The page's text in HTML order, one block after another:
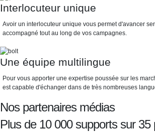
Interlocuteur unique
Avoir un interlocuteur unique vous permet d'avancer
accompagné tout au long de vos campagnes.
Une équipe multilingue
Pour vous apporter une expertise poussée sur les
est capable d'échanger dans de très nombreuses
Nos partenaires médias
Plus de 10 000 supports sur 35